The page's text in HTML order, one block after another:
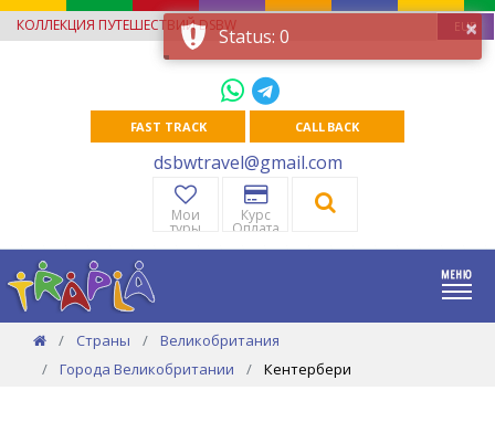
КОЛЛЕКЦИЯ ПУТЕШЕСТВИЙ DSBW EUR
FAST TRACK CALL BACK
dsbwtravel@gmail.com
Мои
туры
Курс
Оплата
Страны
Великобритания
Города Великобритании
Кентербери
×
Status: 0